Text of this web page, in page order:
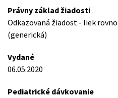
Právny základ žiadosti
Odkazovaná žiadost - liek
(generická)
Vydané
06.05.2020
Pediatrické dávkovanie